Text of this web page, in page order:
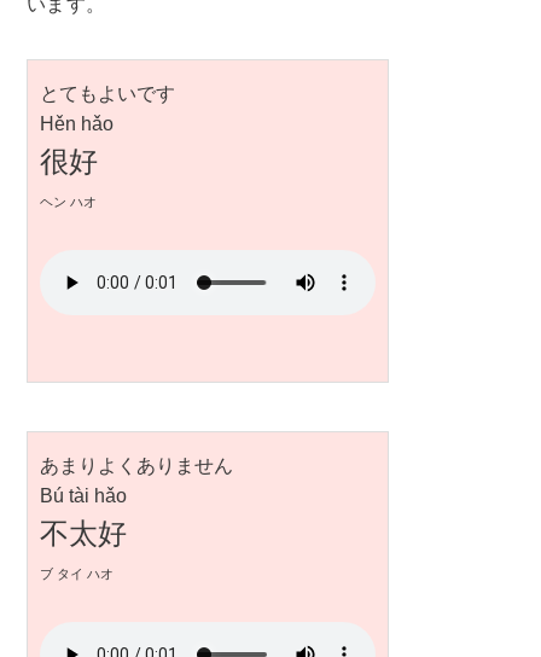
います。
とてもよいです
Hěn hǎo
很好
ヘン ハオ
あまりよくありません
Bú tài hǎo
不太好
ブ タイ ハオ